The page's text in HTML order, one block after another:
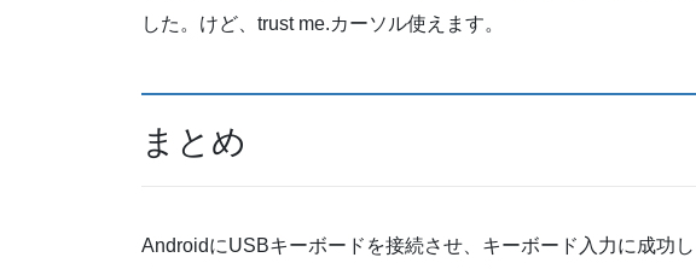
した。けど、trust me.カーソル使えます。
まとめ
AndroidにUSBキーボードを接続させ、キーボード入力に成功